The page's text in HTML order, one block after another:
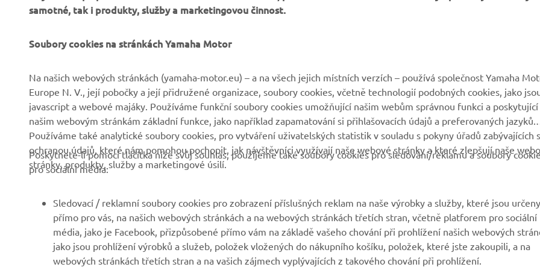
Check out the video here: https://youtu.be/R-4_rYHMg2w
FIREMNÍ
Společnost
Zprávy
Brochures
Práce v Yamaha
B2B
Systémy eBike
Státní orgány
První respondenti
Autoškoly
Robotics
VÍCE YAMAHA
MyYamaha
Yamaha Motor Global
Mobilní aplikace
PODPORA
Katalog originálních
náhradních dílů
prohlídky
Vyhledávač dealerů
Nakládání s použitými
bateriemi
samotné, tak i produkty, služby a marketingovou činnost.
Soubory cookies na stránkách Yamaha Motor
Na našich webových stránkách (yamaha-motor.eu) – a na všech jejich místních verzích – používá společnost Yamaha
Europe N. V., její pobočky a její přidružené organizace, soubory cookies, včetně technologií podobných cookies, jako
javascript a webové majáky. Používáme funkční soubory cookies umožňující našim webům správnou funkci a poskytující
našim webovým stránkám základní funkce, jako například zapamatování si přihlašovacích údajů a preferovaných jazyků.
Používáme také analytické soubory cookies, pro vytváření uživatelských statistik v souladu s pokyny úřadů zabývajících
ochranou údajů, které nám pomohou pochopit, jak návštěvníci využívají naše webové stránky a které zlepšují naše
stránky, produkty, služby a marketingové úsilí.
Poskytnete-li pomocí tlačítka níže svůj souhlas, použijeme také soubory cookies pro sledování/reklamu a soubory
pro sociální média:
Sledovací / reklamní soubory cookies pro zobrazení příslušných reklam na naše výrobky a služby, které jsou určeny
přímo pro vás, na našich webových stránkách a na webových stránkách třetích stran, včetně platforem pro sociální
média, jako je Facebook, přizpůsobené přímo vám na základě vašeho chování při prohlížení našich webových
jako jsou prohlížení výrobků a služeb, položek vložených do nákupního košíku, položek, které jste zakoupili, a na
webových stránkách třetích stran a na vašich zájmech vyplývajících z takového chování při prohlížení.